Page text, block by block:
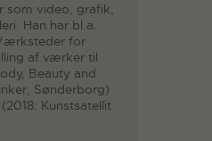
som video, grafik,
Han har bl.a.
for
af værker til
Beauty and
Sønderborg)
Kunstsatellit